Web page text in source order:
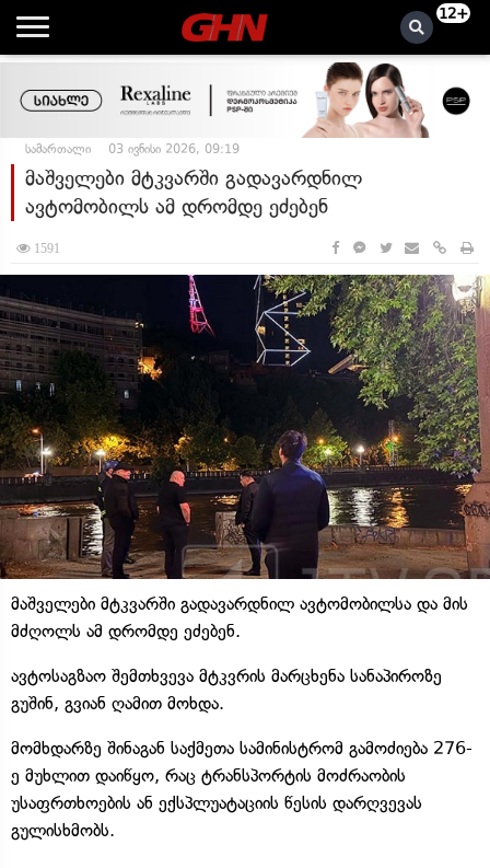
12+
სამართალი 03 ივნისი 2026, 09:19
მაშველები მტკვარში გადავარდნილ
ავტომობილს ამ დრომდე ეძებენ
1591
მაშველები მტკვარში გადავარდნილ ავტომობილსა და მის
მძღოლს ამ დრომდე ეძებენ.
ავტოსაგზაო შემთხვევა მტკვრის მარცხენა სანაპიროზე
გუშინ, გვიან ღამით მოხდა.
მომხდარზე შინაგან საქმეთა სამინისტრომ გამოძიება 276-
ე მუხლით დაიწყო, რაც ტრანსპორტის მოძრაობის
უსაფრთხოების ან ექსპლუატაციის წესის დარღვევას
გულისხმობს.